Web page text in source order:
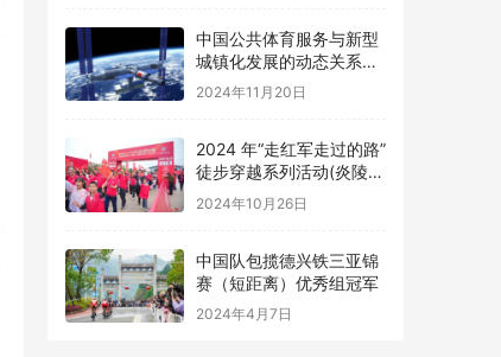
优化路径研究
2024年11月20日
站) 举办
2024年10月26日
2024年4月7日